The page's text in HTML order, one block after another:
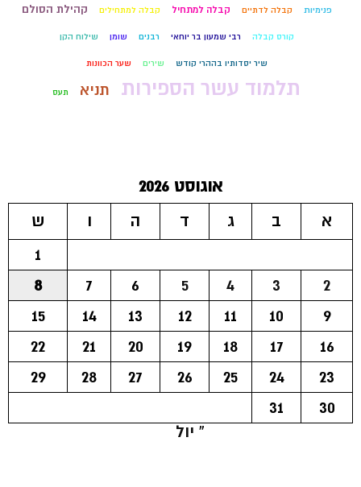
פנימיות קבלה לדתיים קבלה למתחיל קבלה למתחילים קהילת הסולם
קורס קבלה רבי שמעון בר יוחאי רבנים שומן שילוח הקן
שיר יסדותיו בההרי קודש שירים שער הכוונות
תלמוד עשר הספירות תניא תעס
אוגוסט 2026
א
ב ג ד ה ו
ש
1
2
3
4
5
6
7
8
9
10
11
12
13
14
15
16
17
18
19
20
21
22
23
24
25
26
27
28
29
30
31
« יול